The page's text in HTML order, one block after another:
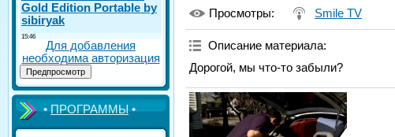
Для добавления
необходима авторизация
•ПРОГРАММЫ•
Просмотры: Smile TV
Описание материала:
Дорогой, мы что-то забыли?